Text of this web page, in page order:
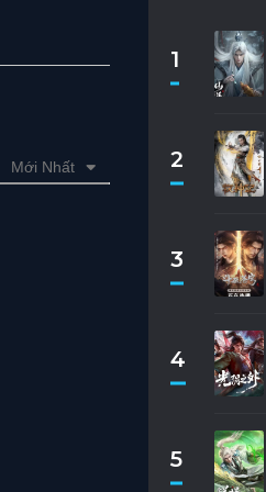
Mới Nhất
1
2
3
4
5